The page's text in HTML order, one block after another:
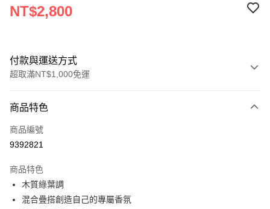
NT$2,800
付款與運送方式
超取滿NT$1,000免運
信用卡一次付款
ATM付款
運送方式
付款後全家取貨
每筆NT$80，滿NT$1,000(含以上)免運費
商品特色
商品編號
9392821
商品特色
木質綠葉調
混合疊搭創造自己的專屬香氛